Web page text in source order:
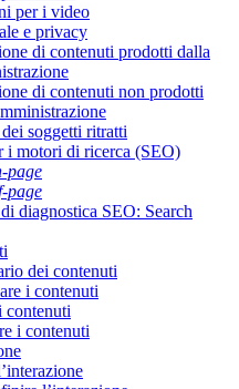
per i video
e privacy
di contenuti prodotti dalla
di contenuti non prodotti
soggetti ritratti
i motori di ricerca (SEO)
page
page
diagnostica SEO: Search
dei contenuti
i contenuti
contenuti
i contenuti